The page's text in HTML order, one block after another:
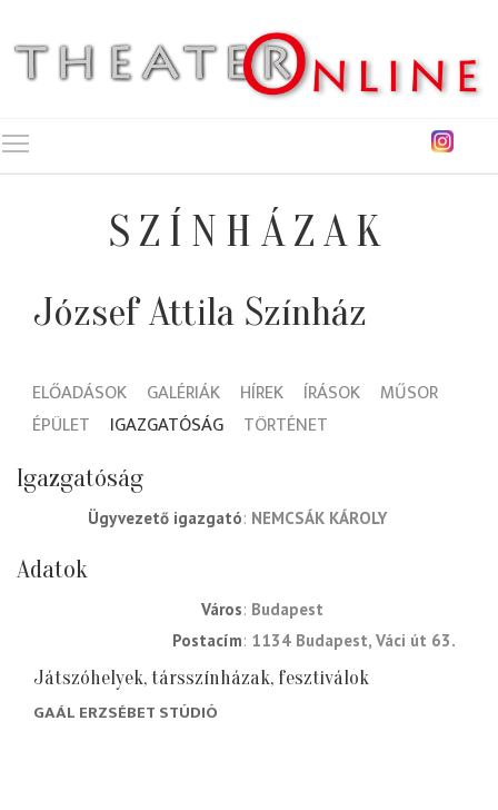
SZÍNHÁZAK
József Attila Színház
ELŐADÁSOK GALÉRIÁK HÍREK ÍRÁSOK
MŰSOR
ÉPÜLET
IGAZGATÓSÁG TÖRTÉNET
Igazgatóság
ügyvezető igazgató NEMCSÁK KÁROLY
Adatok
Város Budapest
Postacím 1134 Budapest, Váci út 63.
Játszóhelyek, társszínházak, fesztiválok
GAÁL ERZSÉBET STÚDIÓ